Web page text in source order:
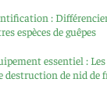
:
espèces de guêpes
essentiel :
destruction de nid de